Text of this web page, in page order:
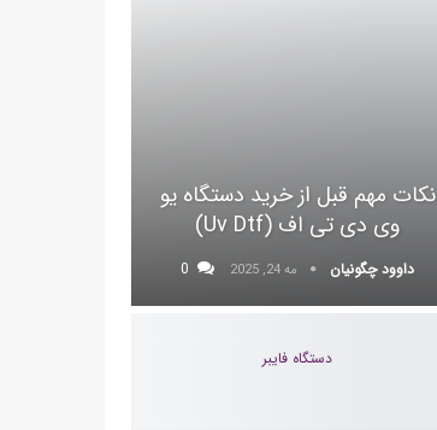
نکات مهم قبل از خرید دستگاه یو
وی دی تی اف (uv Dtf)
داوود چگونیان مه 24, 2025
دستگاه فایبر